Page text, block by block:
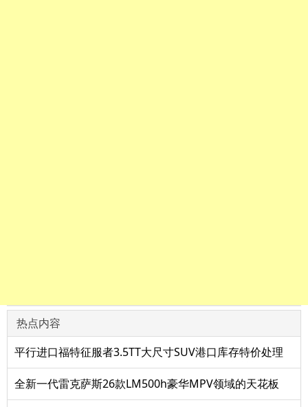
热点内容
平行进口福特征服者3.5TT大尺寸SUV港口库存特价处理
全新一代雷克萨斯26款LM500h豪华MPV领域的天花板